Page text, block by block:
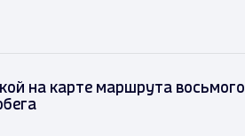
на карте маршрута восьмого